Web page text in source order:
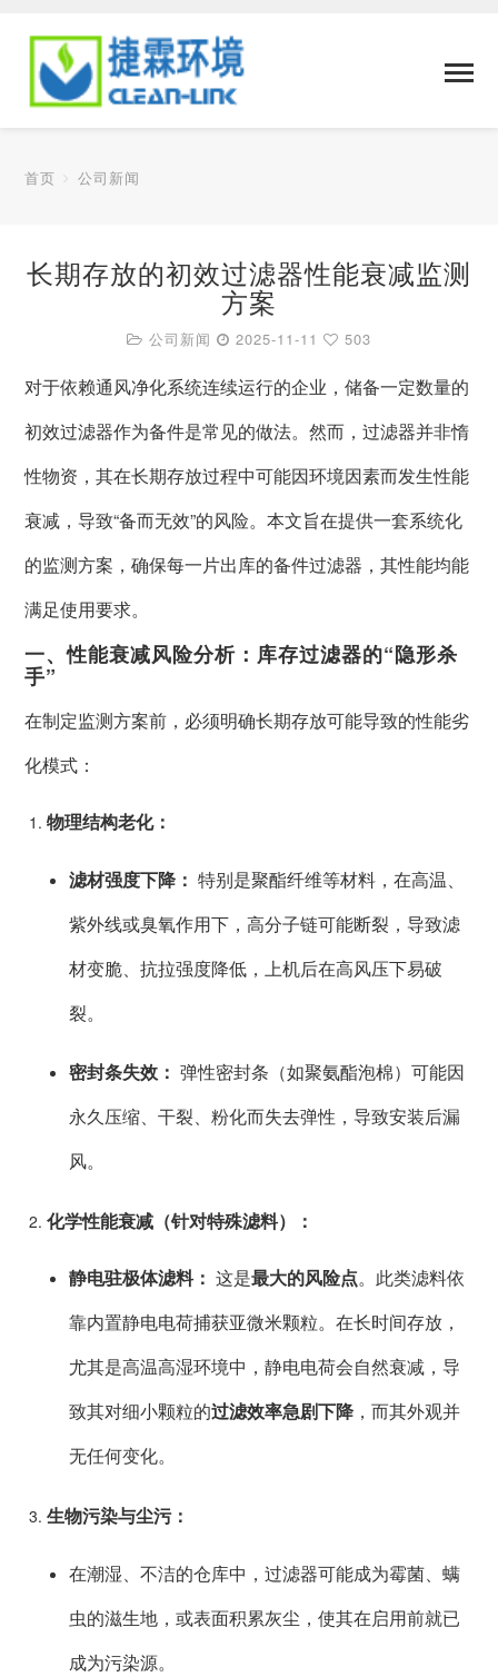
首页 公司新闻
长期存放的初效过滤器性能衰减监测
方案
公司新闻 2025-11-11 503
对于依赖通风净化系统连续运行的企业，储备一定数量的
初效过滤器作为备件是常见的做法。然而，过滤器并非惰
性物资，其在长期存放过程中可能因环境因素而发生性能
衰减，导致“备而无效”的风险。本文旨在提供一套系统化
的监测方案，确保每一片出库的备件过滤器，其性能均能
满足使用要求。
一、性能衰减风险分析：库存过滤器的“隐形杀
手”
在制定监测方案前，必须明确长期存放可能导致的性能劣
化模式：
物理结构老化：
滤材强度下降： 特别是聚酯纤维等材料，在高温、
紫外线或臭氧作用下，高分子链可能断裂，导致滤
材变脆、抗拉强度降低，上机后在高风压下易破
裂。
密封条失效： 弹性密封条（如聚氨酯泡棉）可能因
永久压缩、干裂、粉化而失去弹性，导致安装后漏
风。
化学性能衰减（针对特殊滤料）：
静电驻极体滤料： 这是最大的风险点。此类滤料依
靠内置静电电荷捕获亚微米颗粒。在长时间存放，
尤其是高温高湿环境中，静电电荷会自然衰减，导
致其对细小颗粒的过滤效率急剧下降 ，而其外观并
无任何变化。
生物污染与尘污：
在潮湿、不洁的仓库中，过滤器可能成为霉菌、螨
虫的滋生地，或表面积累灰尘，使其在启用前就已
成为污染源。